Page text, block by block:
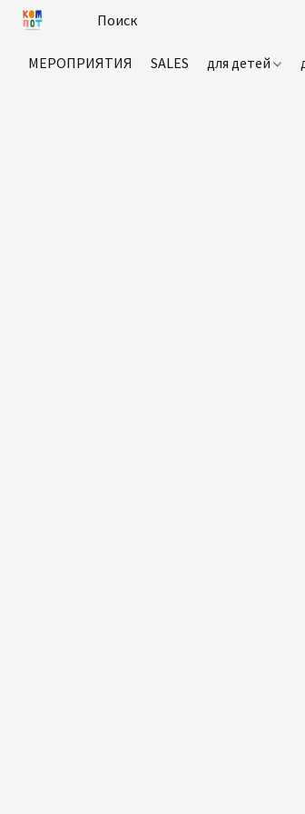
МЕРОПРИЯТИЯ SALES для детей